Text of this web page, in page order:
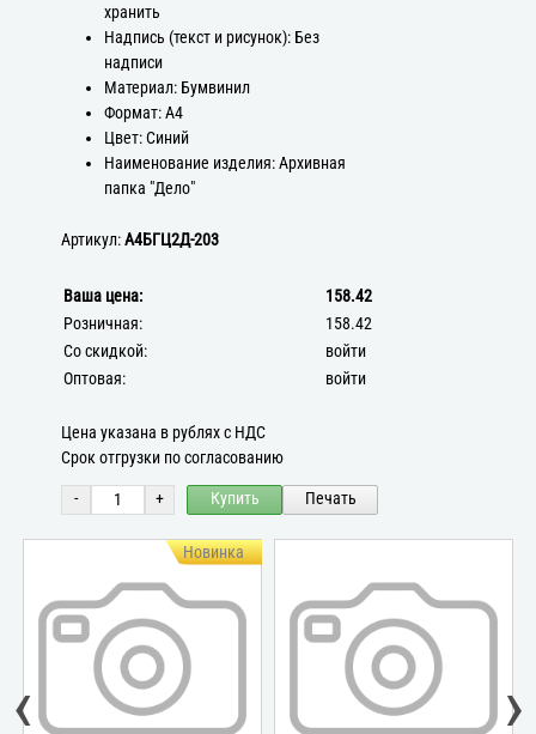
хранить
Надпись (текст и рисунок): Без
надписи
Материал: Бумвинил
Формат: А4
Цвет: Синий
Наименование изделия: Архивная
папка "Дело"
Артикул:А4БГЦ2Д-203
Ваша цена:
158.42
Розничная:
158.42
Со скидкой:
войти
Оптовая:
войти
Цена указана в рублях с НДС
Срок отгрузки по согласованию
- + Купить Печать
Новинка
‹ ›